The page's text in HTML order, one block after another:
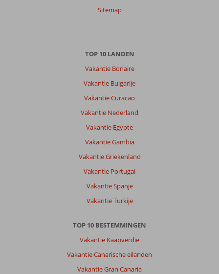
Sitemap
TOP 10 LANDEN
Vakantie Bonaire
Vakantie Bulgarije
Vakantie Curacao
Vakantie Nederland
Vakantie Egypte
Vakantie Gambia
Vakantie Griekenland
Vakantie Portugal
Vakantie Spanje
Vakantie Turkije
TOP 10 BESTEMMINGEN
Vakantie Kaapverdië
Vakantie Canarische eilanden
Vakantie Gran Canaria